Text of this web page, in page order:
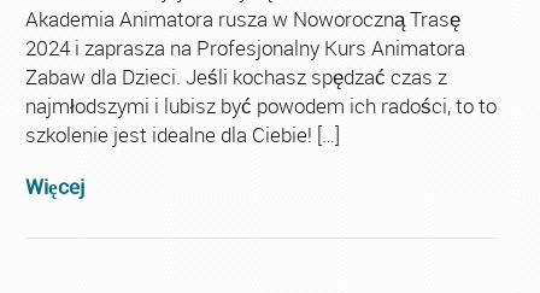
Akademia Animatora rusza w Noworoczną Trasę
2024 i zaprasza na Profesjonalny Kurs Animatora
Zabaw dla Dzieci. Jeśli kochasz spędzać czas z
najmłodszymi i lubisz być powodem ich radości, to to
szkolenie jest idealne dla Ciebie! […]
Więcej